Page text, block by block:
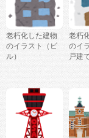
老朽化した建物
のイラスト（ビ
ル）
老朽
のイ
戸建